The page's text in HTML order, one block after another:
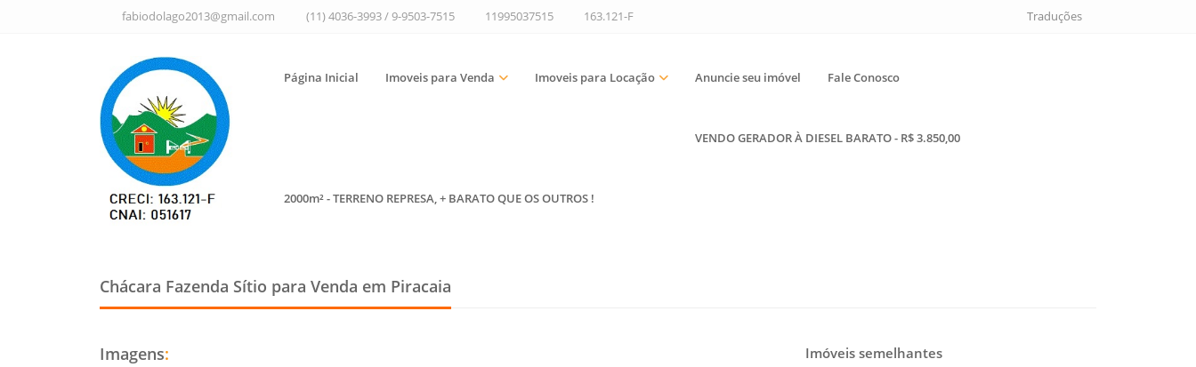
fabiodolago2013@gmail.com (11) 4036-3993 / 9-9503-7515 11995037515 163.121-F Traduções
Página Inicial Imoveis para Venda Imoveis para Locação Anuncie seu imóvel Fale Conosco
VENDO GERADOR À DIESEL BARATO - R$ 3.850,00
2000m² - TERRENO REPRESA, + BARATO QUE OS OUTROS !
Chácara Fazenda Sítio para Venda em Piracaia
Imagens: Imóveis semelhantes